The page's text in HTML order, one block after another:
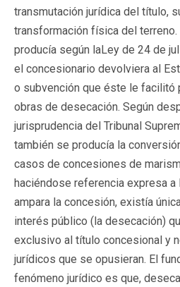
transmutación jurídica del título,
transformación física del
producía según laLey de 24 de
el concesionario devolviera al
o subvención que éste le facilitó
obras de desecación. Según
jurisprudencia del Tribunal
también se producía la
casos de concesiones de
haciéndose referencia expresa a
ampara la concesión, existía
interés público (la desecación)
exclusivo al título concesional y
jurídicos que se opusieran. El
fenómeno jurídico es que,